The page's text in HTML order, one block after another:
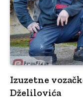
Izuzetne
Dželilovića